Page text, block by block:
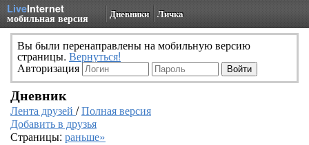
LiveInternet
мобильная версия Дневники Личка
Вы были перенаправлены на мобильную версию
страницы. Вернуться!
Авторизация
Дневник
Лента друзей /Полная версия
Добавить в друзья
Страницы: раньше»